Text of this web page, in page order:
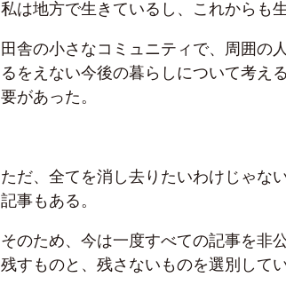
私は地方で生きているし、これからも
田舎の小さなコミュニティで、周囲の
るをえない今後の暮らしについて考え
要があった。
ただ、全てを消し去りたいわけじゃな
記事もある。
そのため、今は一度すべての記事を非
残すものと、残さないものを選別してい